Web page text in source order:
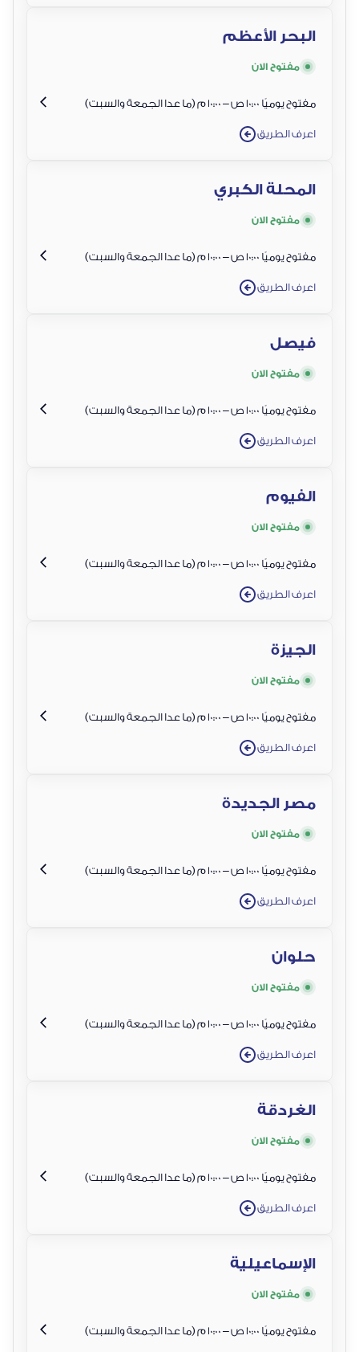
البحر الأعظم
مفتوح الان
مفتوح يوميًا 10:00 ص – 10:00 م (ما عدا الجمعة والسبت)
اعرف الطريق
المحلة الكبري
مفتوح الان
مفتوح يوميًا 10:00 ص – 10:00 م (ما عدا الجمعة والسبت)
اعرف الطريق
فيصل
مفتوح الان
مفتوح يوميًا 10:00 ص – 10:00 م (ما عدا الجمعة والسبت)
اعرف الطريق
الفيوم
مفتوح الان
مفتوح يوميًا 10:00 ص – 10:00 م (ما عدا الجمعة والسبت)
اعرف الطريق
الجيزة
مفتوح الان
مفتوح يوميًا 10:00 ص – 10:00 م (ما عدا الجمعة والسبت)
اعرف الطريق
مصر الجديدة
مفتوح الان
مفتوح يوميًا 10:00 ص – 10:00 م (ما عدا الجمعة والسبت)
اعرف الطريق
حلوان
مفتوح الان
مفتوح يوميًا 10:00 ص – 10:00 م (ما عدا الجمعة والسبت)
اعرف الطريق
الغردقة
مفتوح الان
مفتوح يوميًا 10:00 ص – 10:00 م (ما عدا الجمعة والسبت)
اعرف الطريق
الإسماعيلية
مفتوح الان
مفتوح يوميًا 10:00 ص – 10:00 م (ما عدا الجمعة والسبت)